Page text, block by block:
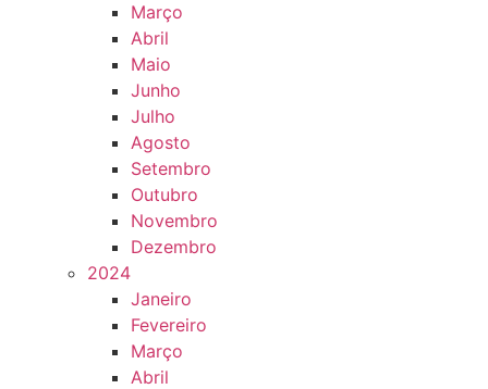
Março
Abril
Maio
Junho
Julho
Agosto
Setembro
Outubro
Novembro
Dezembro
2024
Janeiro
Fevereiro
Março
Abril